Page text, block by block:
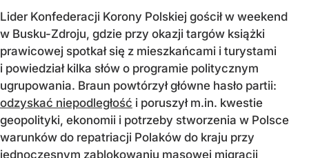
Lider Konfederacji Korony Polskiej gościł w weekend
w Busku-Zdroju, gdzie przy okazji targów książki
prawicowej spotkał się z mieszkańcami i turystami
i powiedział kilka słów o programie politycznym
ugrupowania. Braun powtórzył główne hasło partii:
odzyskać niepodległość i poruszył m.in. kwestie
geopolityki, ekonomii i potrzeby stworzenia w Polsce
warunków do repatriacji Polaków do kraju przy
jednoczesnym zablokowaniu masowej migracji